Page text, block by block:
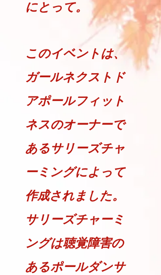
にとって。
このイベントは、
ガールネクストド
アポールフィット
ネスのオーナーで
あるサリーズチャ
ーミングによって
作成されました。
サリーズチャーミ
ングは聴覚障害の
あるポールダンサ